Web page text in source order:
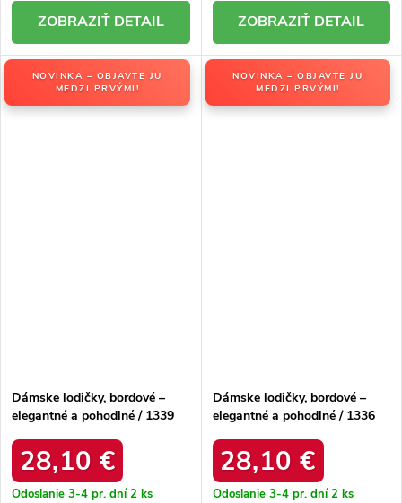
DETAIL DETAIL
NOVINKA – OBJAVTE JU
MEDZI PRVÝMI!
Dámske lodičky, bordové –
elegantné a pohodlné / 1339
28,10 €
Odoslanie 3-4 pr. dní2 ks
NOVINKA – OBJAVTE JU
MEDZI PRVÝMI!
Dámske lodičky, bordové –
elegantné a pohodlné / 1336
28,10 €
Odoslanie 3-4 pr. dní2 ks